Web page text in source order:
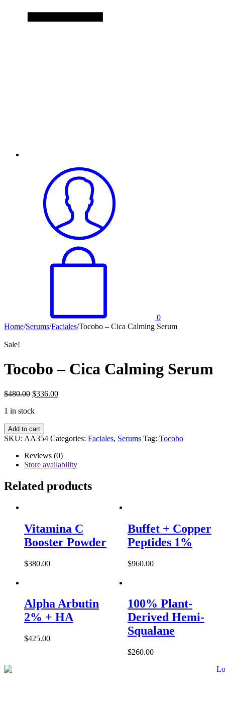
0
Home/Serums/Faciales/Tocobo – Cica Calming Serum
Sale!
Tocobo – Cica Calming Serum
$480.00 $336.00
1 in stock
Tocobo
-
Calming
Serum
Add to cart
SKU: AA354 Categories: Faciales, Serums Tag: Tocobo
Reviews (0)
Store availability
Related products
Vitamina C
Booster Powder
$380.00
Buffet + Copper
Peptides 1%
$960.00
Alpha Arbutin
2% + HA
$425.00
100% Plant-
Derived Hemi-
Squalane
$260.00